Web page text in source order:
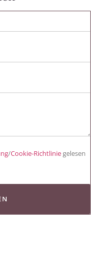
/Cookie-Richtliniegelesen